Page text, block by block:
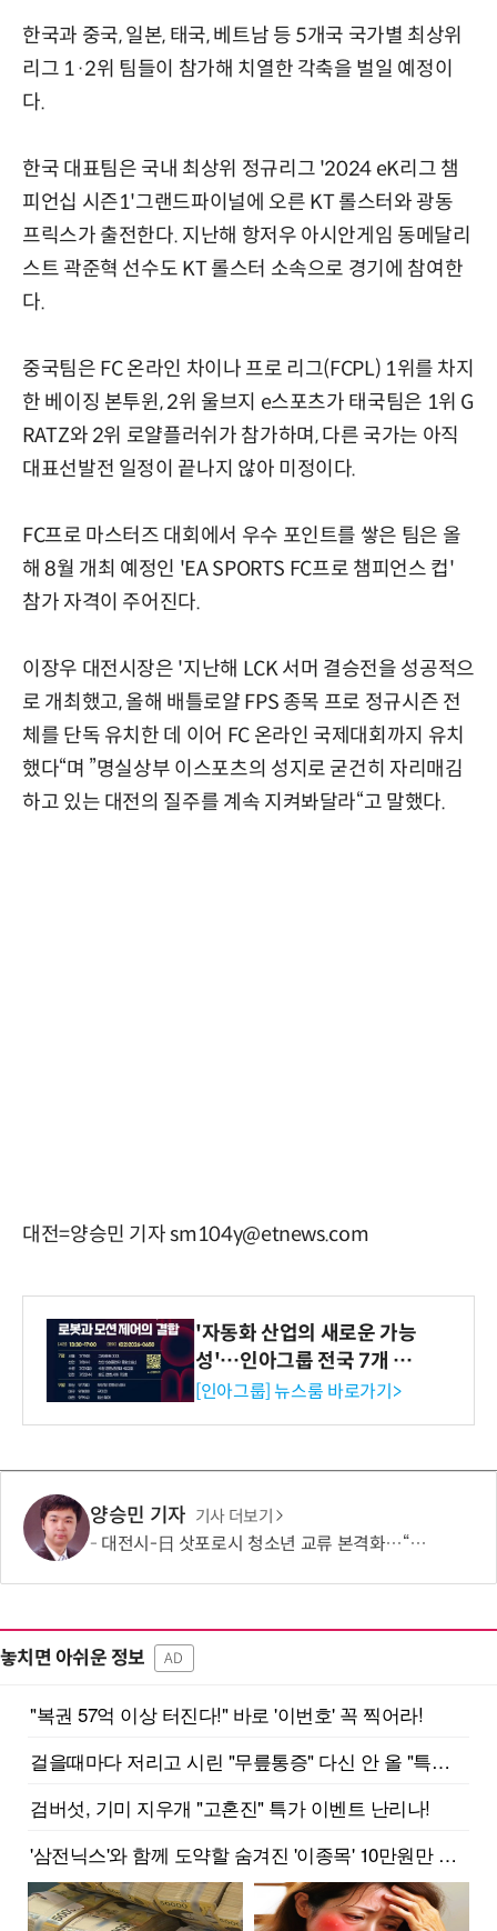
한국과 중국, 일본, 태국, 베트남 등 5개국 국가별 최상위
리그 1·2위 팀들이 참가해 치열한 각축을 벌일 예정이
다.
한국 대표팀은 국내 최상위 정규리그 '2024 eK리그 챔
피언십 시즌1'그랜드파이널에 오른 KT 롤스터와 광동
프릭스가 출전한다. 지난해 항저우 아시안게임 동메달리
스트 곽준혁 선수도 KT 롤스터 소속으로 경기에 참여한
다.
중국팀은 FC 온라인 차이나 프로 리그(FCPL) 1위를 차지
한 베이징 본투윈, 2위 울브지 e스포츠가 태국팀은 1위 G
RATZ와 2위 로얄플러쉬가 참가하며, 다른 국가는 아직
대표선발전 일정이 끝나지 않아 미정이다.
FC프로 마스터즈 대회에서 우수 포인트를 쌓은 팀은 올
해 8월 개최 예정인 'EA SPORTS FC프로 챔피언스 컵'
참가 자격이 주어진다.
이장우 대전시장은 '지난해 LCK 서머 결승전을 성공적으
로 개최했고, 올해 배틀로얄 FPS 종목 프로 정규시즌 전
체를 단독 유치한 데 이어 FC 온라인 국제대회까지 유치
했다“며 ”명실상부 이스포츠의 성지로 굳건히 자리매김
하고 있는 대전의 질주를 계속 지켜봐달라“고 말했다.
대전=양승민 기자 sm104y@etnews.com
'자동화 산업의 새로운 가능
성'…인아그룹 전국 7개 도
시 세미나 페어 개최
[인아그룹] 뉴스룸 바로가기>
양승민 기자 기사 더보기
대전시-日 삿포로시 청소년 교류 본격화…“미래세대가 잇는 도시외교”
놓치면 아쉬운 정보 AD